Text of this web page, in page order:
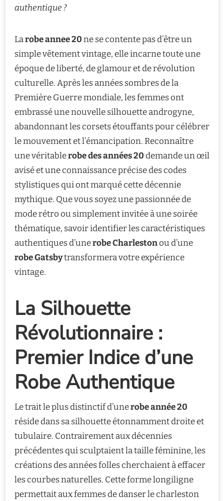
authentique ?
Larobe annee 20ne se contente pas d’être un
simple vêtement vintage, elle incarne toute une
époque de liberté, de glamour et de révolution
culturelle. Après les années sombres de la
Première Guerre mondiale, les femmes ont
embrassé une nouvelle silhouette androgyne,
abandonnant les corsets étouffants pour célébrer
le mouvement et l’émancipation. Reconnaître
une véritablerobe des années 20demande un œil
avisé et une connaissance précise des codes
stylistiques qui ont marqué cette décennie
mythique. Que vous soyez une passionnée de
mode rétro ou simplement invitée à une soirée
thématique, savoir identifier les caractéristiques
authentiques d’unerobe Charlestonou d’une
robe Gatsbytransformera votre expérience
vintage.
La Silhouette
Révolutionnaire :
Premier Indice d’une
Robe Authentique
Le trait le plus distinctif d’unerobe année 20
réside dans sa silhouette étonnamment droite et
tubulaire. Contrairement aux décennies
précédentes qui sculptaient la taille féminine, les
créations des années folles cherchaient à effacer
les courbes naturelles. Cette forme longiligne
permettait aux femmes de danser le charleston